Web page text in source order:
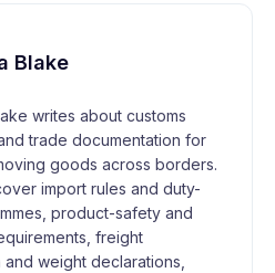
Blake
writes about customs
trade documentation for
goods across borders.
import rules and duty-
product-safety and
freight
weight declarations,